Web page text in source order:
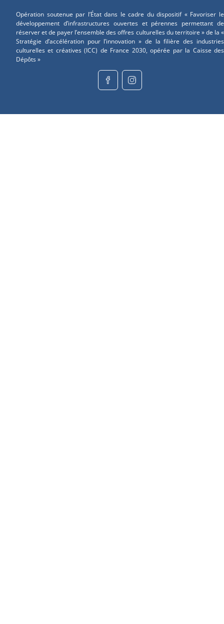
Opération soutenue par l’État dans le cadre du dispositif « Favoriser le
développement d’infrastructures ouvertes et pérennes permettant de
réserver et de payer l’ensemble des offres culturelles du territoire » de la «
Stratégie d’accélération pour l’innovation » de la filière des industries
culturelles et créatives (ICC) de France 2030, opérée par la Caisse des
Dépôts »